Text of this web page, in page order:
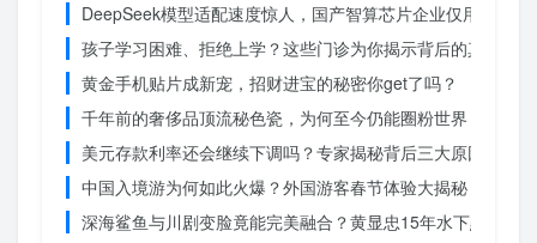
DeepSeek模型适配速度惊人，国产智算芯片企业仅用一周
孩子学习困难、拒绝上学？这些门诊为你揭示背后的真相
黄金手机贴片成新宠，招财进宝的秘密你get了吗？
千年前的奢侈品顶流秘色瓷，为何至今仍能圈粉世界？揭秘
美元存款利率还会继续下调吗？专家揭秘背后三大原因
中国入境游为何如此火爆？外国游客春节体验大揭秘
深海鲨鱼与川剧变脸竟能完美融合？黄显忠15年水下默剧惊